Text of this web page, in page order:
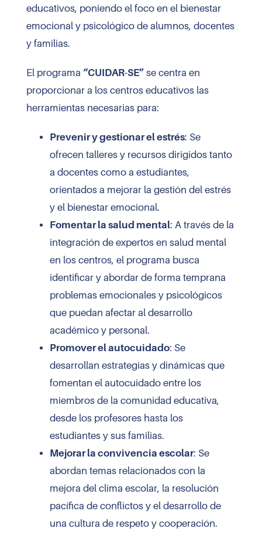
educativos, poniendo el foco en el bienestar
emocional y psicológico de alumnos, docentes
y familias.
El programa “CUIDAR-SE” se centra en
proporcionar a los centros educativos las
herramientas necesarias para:
Prevenir y gestionar el estrés: Se
ofrecen talleres y recursos dirigidos tanto
a docentes como a estudiantes,
orientados a mejorar la gestión del estrés
y el bienestar emocional.
Fomentar la salud mental: A través de la
integración de expertos en salud mental
en los centros, el programa busca
identificar y abordar de forma temprana
problemas emocionales y psicológicos
que puedan afectar al desarrollo
académico y personal.
Promover el autocuidado: Se
desarrollan estrategias y dinámicas que
fomentan el autocuidado entre los
miembros de la comunidad educativa,
desde los profesores hasta los
estudiantes y sus familias.
Mejorar la convivencia escolar: Se
abordan temas relacionados con la
mejora del clima escolar, la resolución
pacífica de conflictos y el desarrollo de
una cultura de respeto y cooperación.